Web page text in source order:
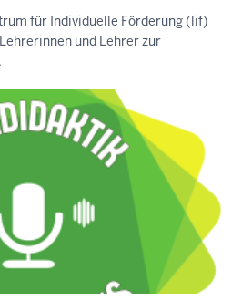
für Individuelle Förderung (lif)
und Lehrer zur